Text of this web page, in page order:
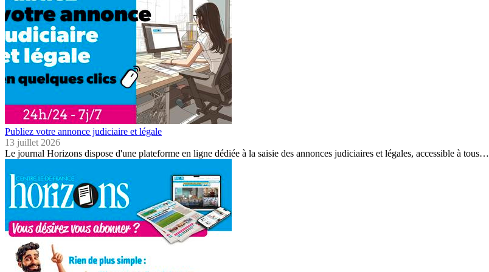
Publiez votre annonce judiciaire et légale
13 juillet 2026
Le journal Horizons dispose d'une plateforme en ligne dédiée à la saisie des annonces judiciaires et légales, accessible à tous…